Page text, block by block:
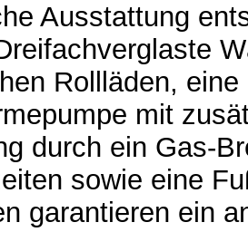
Ausstattung
Rollläden,
mit
durch ein Gas-
sowie eine
garantieren ein